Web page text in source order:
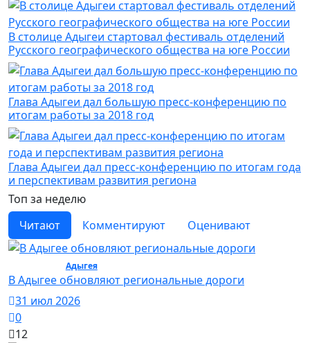
В столице Адыгеи стартовал фестиваль отделений
Русского географического общества на юге России
Глава Адыгеи дал большую пресс-конференцию по
итогам работы за 2018 год
Глава Адыгеи дал пресс-конференцию по итогам года
и перспективам развития региона
Топ за неделю
Читают
Комментируют Оценивают
Адыгея/ Общество
В Адыгее обновляют региональные дороги
31 июл 2026
0
12